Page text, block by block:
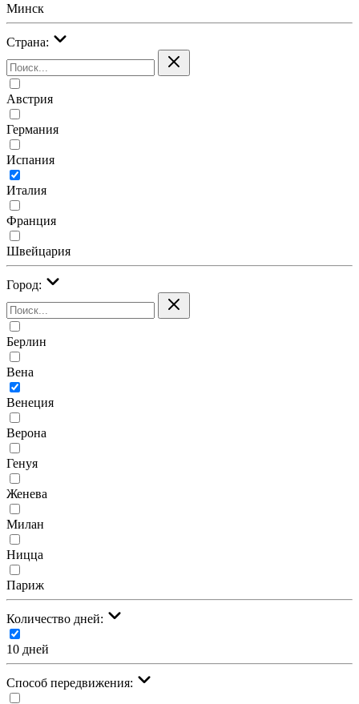
Минск
Страна:
Австрия
Германия
Испания
Италия
Франция
Швейцария
Город:
Берлин
Вена
Венеция
Верона
Генуя
Женева
Милан
Ницца
Париж
Количество дней:
10 дней
Cпособ передвижения: